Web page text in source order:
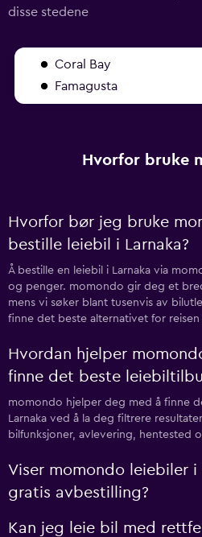
disse stedene
Coral Bay
Famagusta
Hvorfor bruke
Hvorfor bør jeg bruke
bestille leiebil i Larnaka?
Å bestille en leiebil i Larnaka via
og penger. momondo gir deg et
mens vi søker blant tusenvis av
finne det beste alternativet for reisen
Hvordan hjelper
finne det beste
momondo hjelper deg med å finne
Larnaka ved å la deg filtrere
bilfunksjoner, avlevering, hentested
Viser momondo leiebiler i
gratis avbestilling?
Kan jeg leie bil med